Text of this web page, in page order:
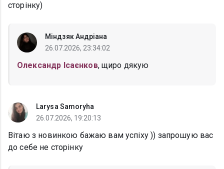
сторінку)
Міндзяк Андріана
26.07.2026, 23:34:02
Олександр Ісаєнков, щиро дякую
Larysa Samoryha
26.07.2026, 19:20:13
Вітаю з новинкою бажаю вам успіху )) запрошую вас
до себе не сторінку